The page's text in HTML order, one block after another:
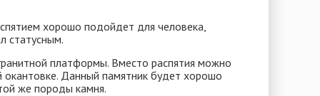
хорошо подойдет для человека,
статусным.
платформы. Вместо распятия можно
Данный памятник будет хорошо
же породы камня.